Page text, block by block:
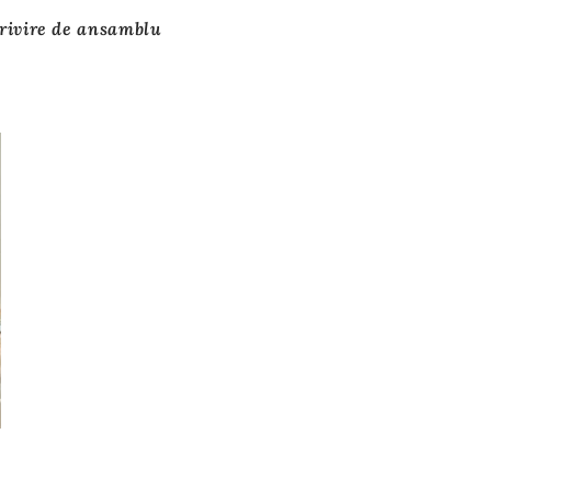
de ansamblu